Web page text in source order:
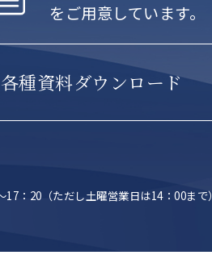
をご用意しています。
各種資料ダウンロード
17：20 （ただし土曜営業日は14：00まで）